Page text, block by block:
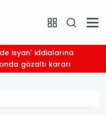
gözaltı kararı